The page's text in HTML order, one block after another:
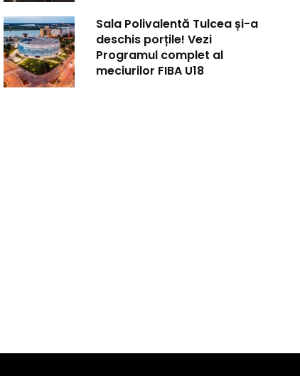
Sala Polivalentă Tulcea și-a
deschis porțile! Vezi
Programul complet al
meciurilor FIBA U18